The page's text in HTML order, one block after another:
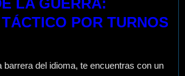
LA GUERRA:
POR TURNOS
barrera del idioma, te encuentras con un